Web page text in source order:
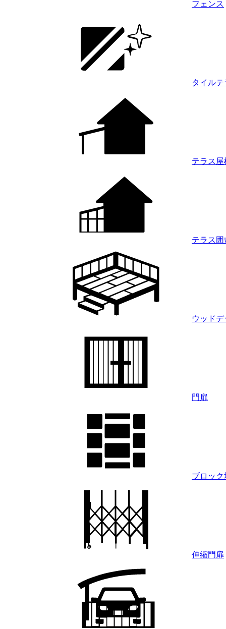
フェンス
タイルテ
テラス屋
テラス囲
ウッドデ
門扉
ブロック
伸縮門扉